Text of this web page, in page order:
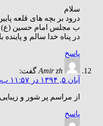
سلام
درود بر بچه های قلعه
ب مجلس امام حسین (ع)
در پناه خدا سالم و پاینده
پاسخ
Amir zh گفت:
آبان ۵, ۱۳۹۴ در ۱۱:۵۷ ب٫ظ
از مراسم پر شور و
پاسخ